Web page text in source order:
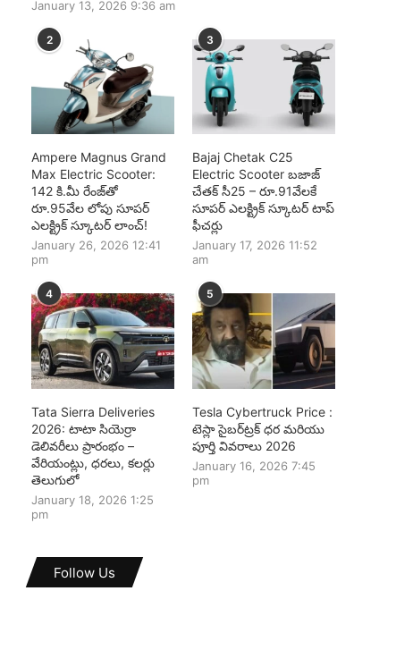
January 13, 2026 9:36 am
2
Ampere Magnus Grand
Max Electric Scooter:
142 కి.మీ రేంజ్‌తో
రూ.95వేల లోపు సూపర్
ఎలక్ట్రిక్ స్కూటర్ లాంచ్!
January 26, 2026 12:41
pm
3
Bajaj Chetak C25
Electric Scooter బజాజ్
చేతక్ సీ25 – రూ.91వేలకే
సూపర్ ఎలక్ట్రిక్ స్కూటర్ టాప్
ఫీచర్లు
January 17, 2026 11:52
am
4
Tata Sierra Deliveries
2026: టాటా సియెర్రా
డెలివరీలు ప్రారంభం –
వేరియంట్లు, ధరలు, కలర్లు
తెలుగులో
January 18, 2026 1:25
pm
5
Tesla Cybertruck Price :
టెస్లా సైబర్‌ట్రక్ ధర మరియు
పూర్తి వివరాలు 2026
January 16, 2026 7:45
pm
Follow Us